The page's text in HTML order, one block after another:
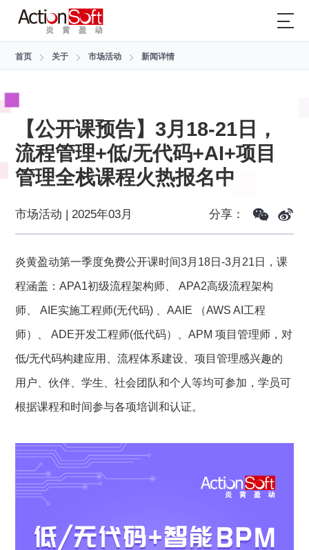
首页 关于 市场活动 新闻详情
【公开课预告】3月18-21日，
流程管理+低/无代码+AI+项目
管理全栈课程火热报名中
市场活动 | 2025年03月 分享：
炎黄盈动第一季度免费公开课时间3月18日-3月21日，课
程涵盖：APA1初级流程架构师、 APA2高级流程架构
师、 AIE实施工程师(无代码) 、AAIE （AWS AI工程
师）、 ADE开发工程师(低代码）、APM 项目管理师，对
低/无代码构建应用、流程体系建设、项目管理感兴趣的
用户、伙伴、学生、社会团队和个人等均可参加，学员可
根据课程和时间参与各项培训和认证。